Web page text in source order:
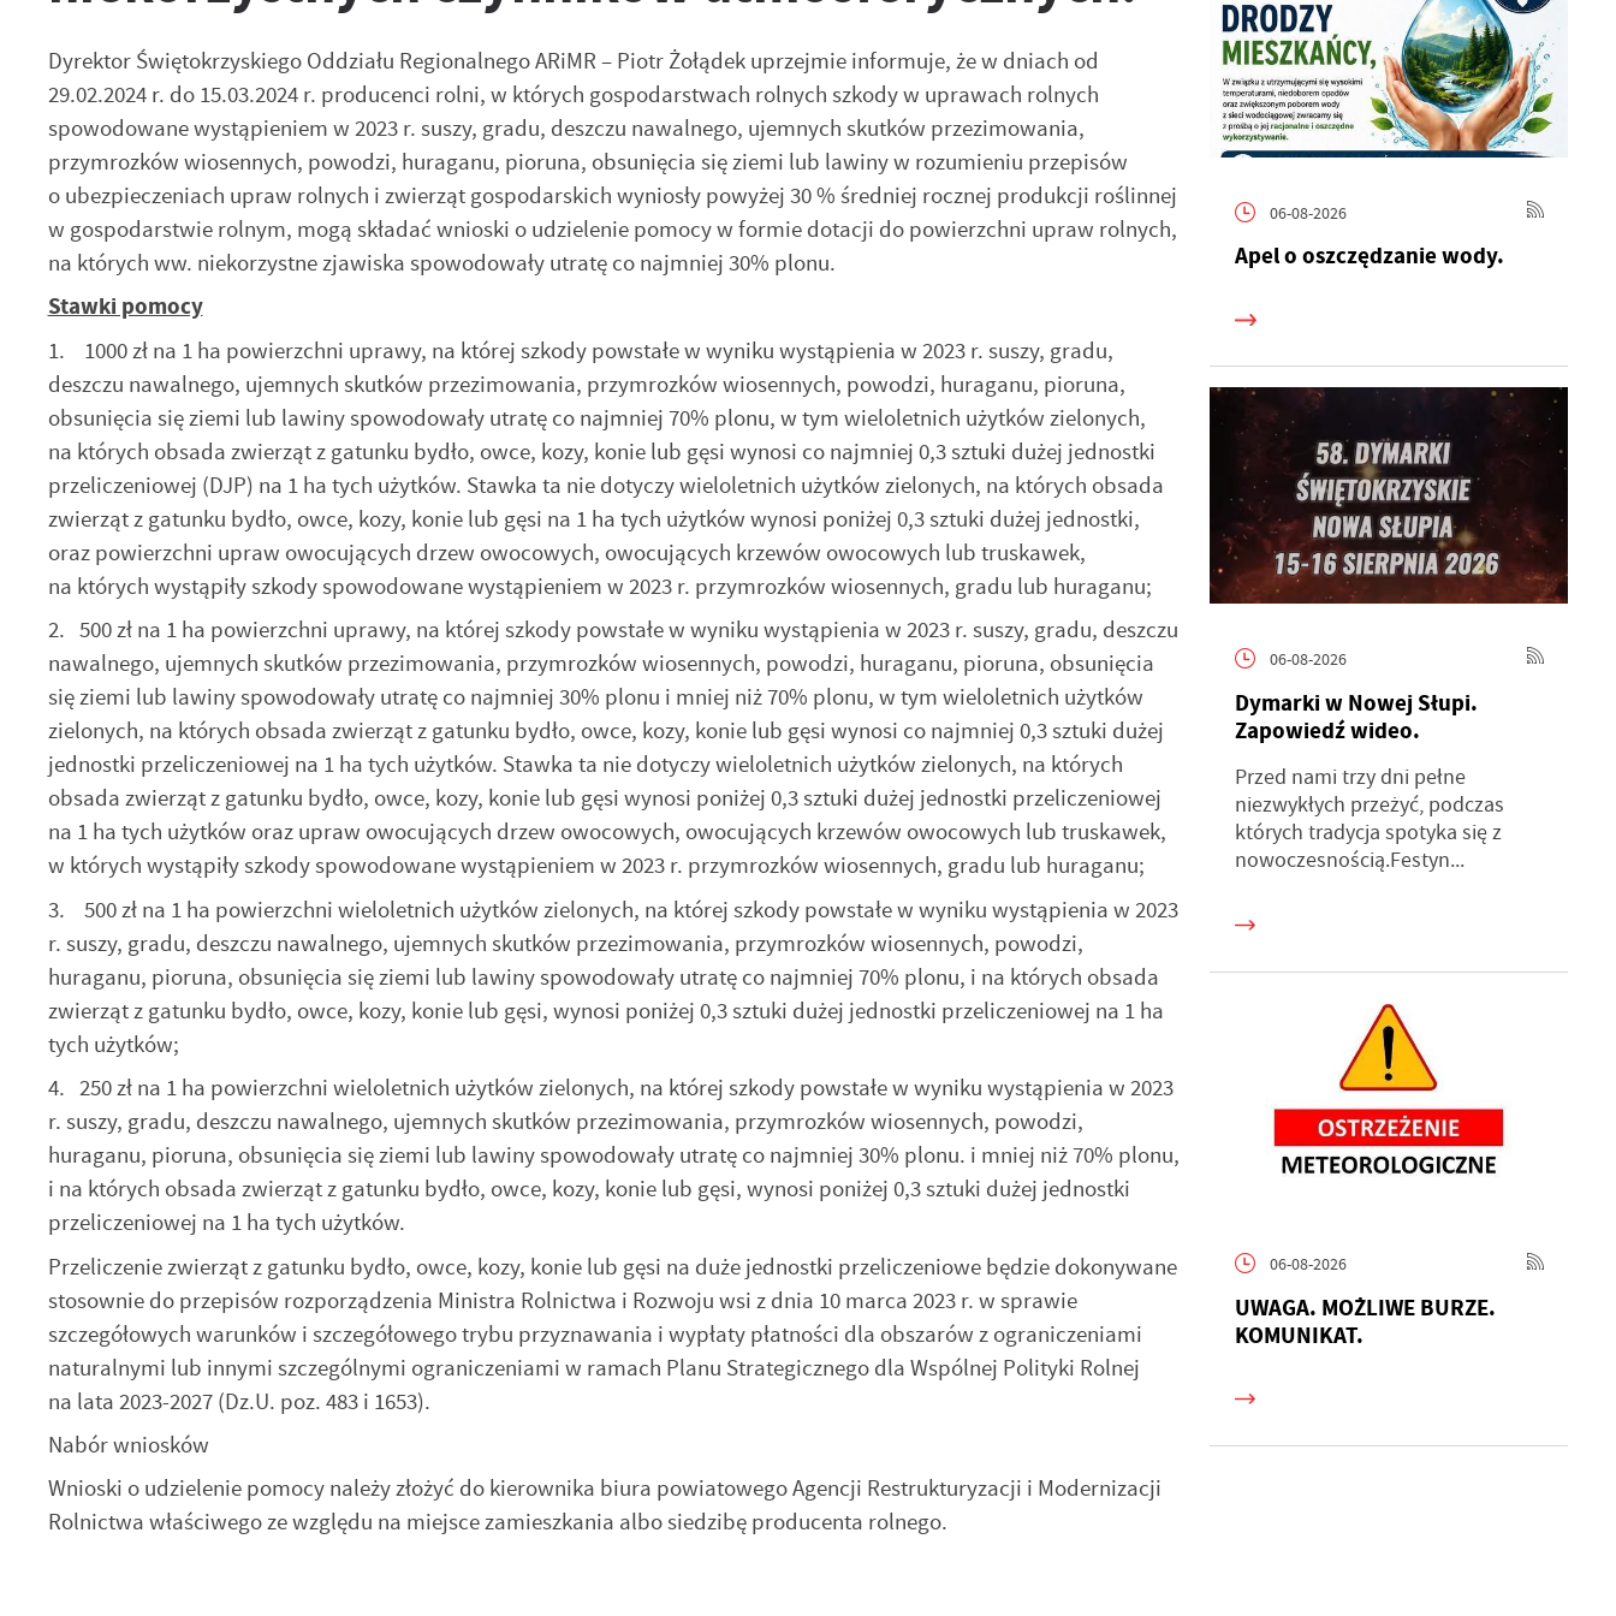
Dyrektor Świętokrzyskiego Oddziału Regionalnego ARiMR – Piotr Żołądek uprzejmie informuje, że w dniach od
29.02.2024 r. do 15.03.2024 r. producenci rolni, w których gospodarstwach rolnych szkody w uprawach rolnych
spowodowane wystąpieniem w 2023 r. suszy, gradu, deszczu nawalnego, ujemnych skutków przezimowania,
przymrozków wiosennych, powodzi, huraganu, pioruna, obsunięcia się ziemi lub lawiny w rozumieniu przepisów
o ubezpieczeniach upraw rolnych i zwierząt gospodarskich wyniosły powyżej 30 % średniej rocznej produkcji roślinnej
w gospodarstwie rolnym, mogą składać wnioski o udzielenie pomocy w formie dotacji do powierzchni upraw rolnych,
na których ww. niekorzystne zjawiska spowodowały utratę co najmniej 30% plonu.
Stawki pomocy
1. 1000 zł na 1 ha powierzchni uprawy, na której szkody powstałe w wyniku wystąpienia w 2023 r. suszy, gradu,
deszczu nawalnego, ujemnych skutków przezimowania, przymrozków wiosennych, powodzi, huraganu, pioruna,
obsunięcia się ziemi lub lawiny spowodowały utratę co najmniej 70% plonu, w tym wieloletnich użytków zielonych,
na których obsada zwierząt z gatunku bydło, owce, kozy, konie lub gęsi wynosi co najmniej 0,3 sztuki dużej jednostki
przeliczeniowej (DJP) na 1 ha tych użytków. Stawka ta nie dotyczy wieloletnich użytków zielonych, na których obsada
zwierząt z gatunku bydło, owce, kozy, konie lub gęsi na 1 ha tych użytków wynosi poniżej 0,3 sztuki dużej jednostki,
oraz powierzchni upraw owocujących drzew owocowych, owocujących krzewów owocowych lub truskawek,
na których wystąpiły szkody spowodowane wystąpieniem w 2023 r. przymrozków wiosennych, gradu lub huraganu;
2. 500 zł na 1 ha powierzchni uprawy, na której szkody powstałe w wyniku wystąpienia w 2023 r. suszy, gradu, deszczu
nawalnego, ujemnych skutków przezimowania, przymrozków wiosennych, powodzi, huraganu, pioruna, obsunięcia
się ziemi lub lawiny spowodowały utratę co najmniej 30% plonu i mniej niż 70% plonu, w tym wieloletnich użytków
zielonych, na których obsada zwierząt z gatunku bydło, owce, kozy, konie lub gęsi wynosi co najmniej 0,3 sztuki dużej
jednostki przeliczeniowej na 1 ha tych użytków. Stawka ta nie dotyczy wieloletnich użytków zielonych, na których
obsada zwierząt z gatunku bydło, owce, kozy, konie lub gęsi wynosi poniżej 0,3 sztuki dużej jednostki przeliczeniowej
na 1 ha tych użytków oraz upraw owocujących drzew owocowych, owocujących krzewów owocowych lub truskawek,
w których wystąpiły szkody spowodowane wystąpieniem w 2023 r. przymrozków wiosennych, gradu lub huraganu;
3. 500 zł na 1 ha powierzchni wieloletnich użytków zielonych, na której szkody powstałe w wyniku wystąpienia w 2023
r. suszy, gradu, deszczu nawalnego, ujemnych skutków przezimowania, przymrozków wiosennych, powodzi,
huraganu, pioruna, obsunięcia się ziemi lub lawiny spowodowały utratę co najmniej 70% plonu, i na których obsada
zwierząt z gatunku bydło, owce, kozy, konie lub gęsi, wynosi poniżej 0,3 sztuki dużej jednostki przeliczeniowej na 1 ha
tych użytków;
4. 250 zł na 1 ha powierzchni wieloletnich użytków zielonych, na której szkody powstałe w wyniku wystąpienia w 2023
r. suszy, gradu, deszczu nawalnego, ujemnych skutków przezimowania, przymrozków wiosennych, powodzi,
huraganu, pioruna, obsunięcia się ziemi lub lawiny spowodowały utratę co najmniej 30% plonu. i mniej niż 70% plonu,
i na których obsada zwierząt z gatunku bydło, owce, kozy, konie lub gęsi, wynosi poniżej 0,3 sztuki dużej jednostki
przeliczeniowej na 1 ha tych użytków.
Przeliczenie zwierząt z gatunku bydło, owce, kozy, konie lub gęsi na duże jednostki przeliczeniowe będzie dokonywane
stosownie do przepisów rozporządzenia Ministra Rolnictwa i Rozwoju wsi z dnia 10 marca 2023 r. w sprawie
szczegółowych warunków i szczegółowego trybu przyznawania i wypłaty płatności dla obszarów z ograniczeniami
naturalnymi lub innymi szczególnymi ograniczeniami w ramach Planu Strategicznego dla Wspólnej Polityki Rolnej
na lata 2023-2027 (Dz.U. poz. 483 i 1653).
Nabór wniosków
Wnioski o udzielenie pomocy należy złożyć do kierownika biura powiatowego Agencji Restrukturyzacji i Modernizacji
Rolnictwa właściwego ze względu na miejsce zamieszkania albo siedzibę producenta rolnego.
06-08-2026
Apel o oszczędzanie wody.
06-08-2026
Dymarki w Nowej Słupi.
Zapowiedź wideo.
Przed nami trzy dni pełne
niezwykłych przeżyć, podczas
których tradycja spotyka się z
nowoczesnością.Festyn...
06-08-2026
UWAGA. MOŻLIWE BURZE.
KOMUNIKAT.
Ustawienia
Szanujemy Twoją prywatność. Możesz zmienić ustawienia cookies lub
Niezbędne pliki cookies służą do prawidłowego funkcjonowania strony
internetowej i umożliwiają Ci komfortowe korzystanie z oferowanych przez nas
dostosowania Twoich ustawień preferencji prywatności, logowania czy
wypełniania formularzy. Dzięki plikom cookies strona, z której korzystasz, może
działać bez zakłóceń.
Zapoznaj się z POLITYKĄ PRYWATNOŚCI I PLIKÓW COOKIES
Więcej
Funkcjonalne i personalizacyjne
Tego typu pliki cookies umożliwiają stronie internetowej zapamiętanie
wprowadzonych przez Ciebie ustawień oraz personalizację określonych
preferencji. Wyrażenie zgody na funkcjonalne i personalizacyjne pliki cookies
gwarantuje dostępność większej ilości funkcji na stronie.
Analityczne
ZEZWÓL NA WSZYSTKIE